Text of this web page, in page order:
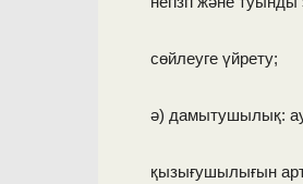
сөйлеуге үйрету;
ә) дамытушылық:
қызығушылығын